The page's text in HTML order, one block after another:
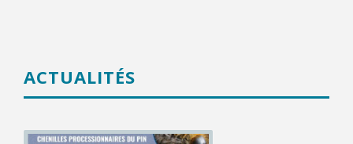
ACTUALITÉS